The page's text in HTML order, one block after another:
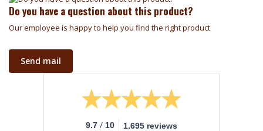
Do you have a question about this product?
Our employee is happy to help you find the right product
Send mail
9.7 / 10 1.695 reviews